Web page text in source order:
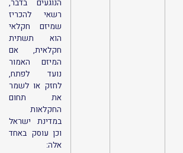
הנוגעים בדבר,
רשאי להכריז
שמיזם חקלאי
הוא תשתית
חקלאית, אם
המיזם האמור
נועד לפתח,
לחזק או לשמר
את תחום
החקלאות
במדינת ישראל
וכן עוסק באחד
אלה: